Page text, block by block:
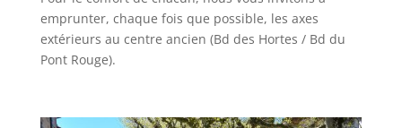
emprunter, chaque fois que possible, les axes
extérieurs au centre ancien (Bd des Hortes / Bd du
Pont Rouge).